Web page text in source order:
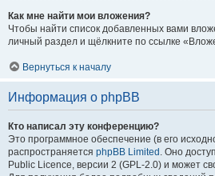
Как мне найти мои вложения?
Чтобы найти список добавленных вами
личный раздел и щёлкните по ссылке
Вернуться к началу
Информация о phpBB
Кто написал эту конференцию?
Это программное обеспечение (в его
распространяется phpBB Limited . Оно
Public Licence, версии 2 (GPL-2.0) и может